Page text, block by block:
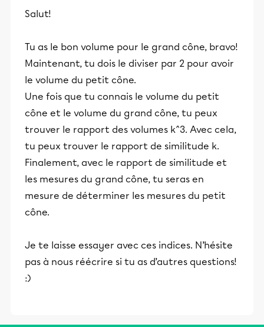
Salut!
Tu as le bon volume pour le grand cône, bravo!
Maintenant, tu dois le diviser par 2 pour avoir
le volume du petit cône.
Une fois que tu connais le volume du petit
cône et le volume du grand cône, tu peux
trouver le rapport des volumes k^3. Avec cela,
tu peux trouver le rapport de similitude k.
Finalement, avec le rapport de similitude et
les mesures du grand cône, tu seras en
mesure de déterminer les mesures du petit
cône.
Je te laisse essayer avec ces indices. N’hésite
pas à nous réécrire si tu as d’autres questions!
:)